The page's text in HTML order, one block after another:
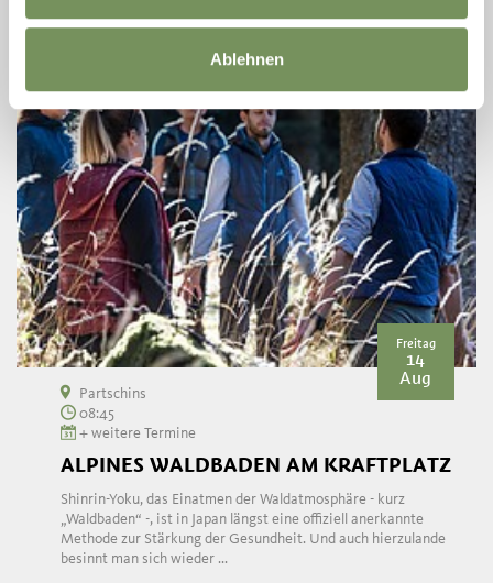
Ablehnen
Freitag
14
Aug
Partschins
08:45
+ weitere Termine
ALPINES WALDBADEN AM KRAFTPLATZ
Shinrin-Yoku, das Einatmen der Waldatmosphäre - kurz
„Waldbaden“ -, ist in Japan längst eine offiziell anerkannte
Methode zur Stärkung der Gesundheit. Und auch hierzulande
besinnt man sich wieder ...